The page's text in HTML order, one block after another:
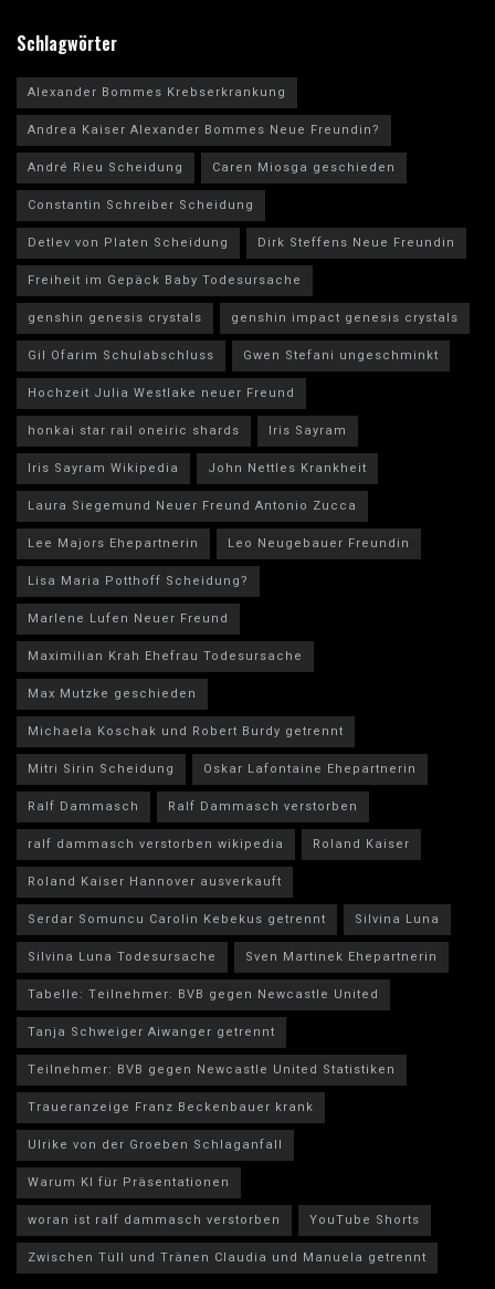
Schlagwörter
Alexander Bommes Krebserkrankung
Andrea Kaiser Alexander Bommes Neue Freundin?
André Rieu Scheidung
Caren Miosga geschieden
Constantin Schreiber Scheidung
Detlev von Platen Scheidung
Dirk Steffens Neue Freundin
Freiheit im Gepäck Baby Todesursache
genshin genesis crystals
genshin impact genesis crystals
Gil Ofarim Schulabschluss
Gwen Stefani ungeschminkt
Hochzeit Julia Westlake neuer Freund
honkai star rail oneiric shards
Iris Sayram
Iris Sayram Wikipedia
John Nettles Krankheit
Laura Siegemund Neuer Freund Antonio Zucca
Lee Majors Ehepartnerin
Leo Neugebauer Freundin
Lisa Maria Potthoff Scheidung?
Marlene Lufen Neuer Freund
Maximilian Krah Ehefrau Todesursache
Max Mutzke geschieden
Michaela Koschak und Robert Burdy getrennt
Mitri Sirin Scheidung
Oskar Lafontaine Ehepartnerin
Ralf Dammasch
Ralf Dammasch verstorben
ralf dammasch verstorben wikipedia
Roland Kaiser
Roland Kaiser Hannover ausverkauft
Serdar Somuncu Carolin Kebekus getrennt
Silvina Luna
Silvina Luna Todesursache
Sven Martinek Ehepartnerin
Tabelle: Teilnehmer: BVB gegen Newcastle United
Tanja Schweiger Aiwanger getrennt
Teilnehmer: BVB gegen Newcastle United Statistiken
Traueranzeige Franz Beckenbauer krank
Ulrike von der Groeben Schlaganfall
Warum KI für Präsentationen
woran ist ralf dammasch verstorben
YouTube Shorts
Zwischen Tüll und Tränen Claudia und Manuela getrennt